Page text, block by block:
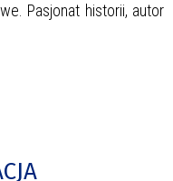
Pasjonat historii, autor